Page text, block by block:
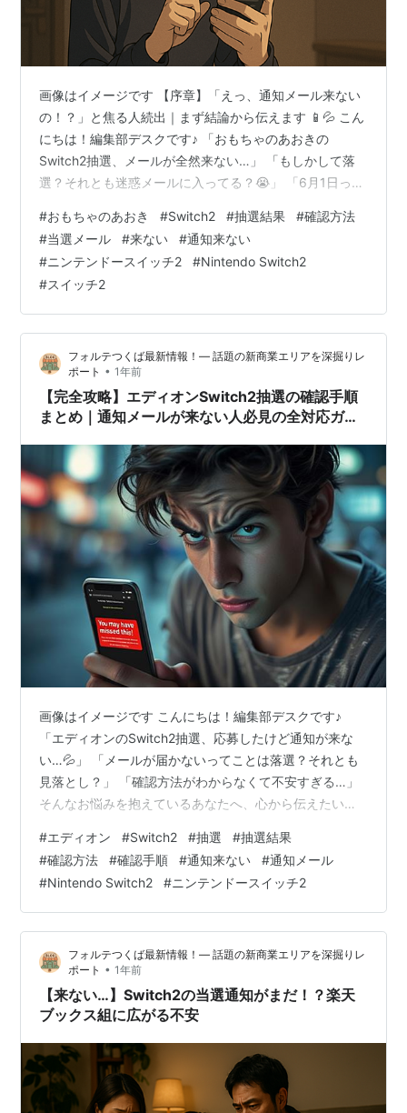
画像はイメージです 【序章】「えっ、通知メール来ない
の！？」と焦る人続出｜まず結論から伝えます 📱💦 こん
にちは！編集部デスクです♪ 「おもちゃのあおきの
Switch2抽選、メールが全然来ない…」 「もしかして落
選？それとも迷惑メールに入ってる？😭」 「6月1日って
た、深呼吸して落ち着いてください！✨ 🎯 【結論】先に
言います！ おもちゃのあおきは通知メールを送りませ
ん！ そうなんです💦 他の店舗と違って、おもちゃのあお
きではメール通知なし、アプリ通知が本命なんです🎮 📅
抽選発表：6月1日（日） 📍 確認場所：おもちゃのあおき
アプリ内 + …
#おもちゃのあおき #Switch2 #抽選結果 #確認方法
#当選メール #来ない #通知来ない
#ニンテンドースイッチ2 #Nintendo Switch2
#スイッチ2
フォルテつくば最新情報！— 話題の新商業エリアを深掘りレ
ポート • 1年前
【完全攻略】エディオンSwitch2抽選の確認手順
まとめ｜通知メールが来ない人必見の全対応ガイ
画像はイメージです こんにちは！編集部デスクです♪
「エディオンのSwitch2抽選、応募したけど通知が来な
い…💦」 「メールが届かないってことは落選？それとも
見落とし？」 「確認方法がわからなくて不安すぎる…」
そんなお悩みを抱えているあなたへ、心から伝えたいこ
ディオンSwitch2抽選の確認手順について、 ✅ 通知メー
ルが来ない原因と対処法 ✅ マイページでの確認方法 ✅
SMSとメール通知の違い ✅ 詐欺メールの見分け方 ぜ〜
んぶ、ひとつ残らずまとめました‼️ 📝この記事を最後ま
で読めば、 「通知が来ないけどどうすればいい？」 「本
当…
#エディオン #Switch2 #抽選 #抽選結果
#確認方法 #確認手順 #通知来ない #通知メール
#Nintendo Switch2 #ニンテンドースイッチ2
フォルテつくば最新情報！— 話題の新商業エリアを深掘りレ
ポート • 1年前
【来ない…】Switch2の当選通知がまだ！？楽天
ブックス組に広がる不安